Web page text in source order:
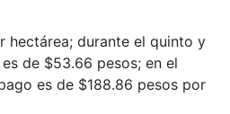
hectárea; durante el quinto y
de $53.66 pesos; en el
es de $188.86 pesos por